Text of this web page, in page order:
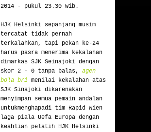
2014 - pukul 23.30 wib.
HJK Helsinki sepanjang musim
tercatat tidak pernah
terkalahkan, tapi pekan ke-24
harus pasra menerima kekalahan
dimarkas SJK Seinajoki dengan
skor 2 - 0 tanpa balas, agen
bola bri menilai kekalahan atas
SJK Sinajoki dikarenakan
menyimpan semua pemain andalan
untukmenghapadi tim Rapid Wien
laga piala Uefa Europa dengan
keahlian pelatih HJK Helsinki